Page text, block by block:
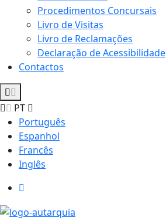
Procedimentos Concursais
Livro de Visitas
Livro de Reclamações
Declaração de Acessibilidade
Contactos
PT
Português
Espanhol
Francês
Inglês